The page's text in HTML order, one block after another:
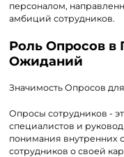
персоналом,
амбиций сотрудников.
Роль Опросов
Ожиданий
Значимость Опросов
Опросы сотрудников -
специалистов и
понимания внутренних
сотрудников о своей